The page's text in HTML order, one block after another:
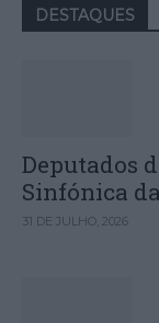
DESTAQUES
Deputados
Sinfónica
31 DE JULHO, 2026